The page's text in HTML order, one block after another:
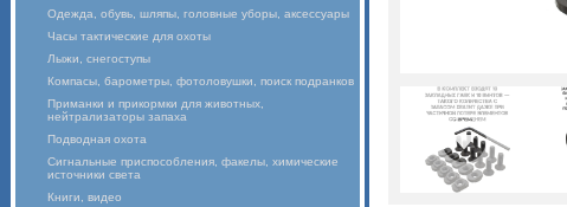
Одежда, обувь, шляпы, головные уборы, аксессуары
Часы тактические для охоты
Лыжи, снегоступы
Компасы, барометры, фотоловушки, поиск подранков
Приманки и прикормки для животных,
нейтрализаторы запаха
Подводная охота
Сигнальные приспособления, факелы, химические
источники света
Книги, видео